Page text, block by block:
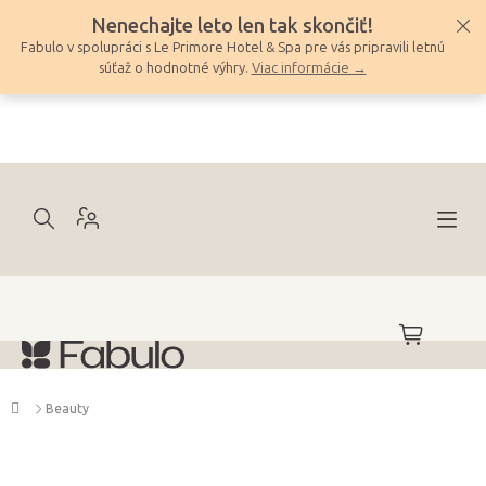
obsah
Nenechajte leto len tak skončiť!
Fabulo v spolupráci s Le Primore Hotel & Spa pre vás pripravili letnú
súťaž o hodnotné výhry. Viac informácie →
NÁKUPNÝ
KOŠÍK
Domov
Beauty